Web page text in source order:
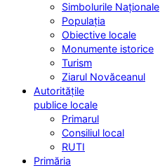
Simbolurile Naționale
Populația
Obiective locale
Monumente istorice
Turism
Ziarul Novăceanul
Autoritățile
publice locale
Primarul
Consiliul local
RUTI
Primăria